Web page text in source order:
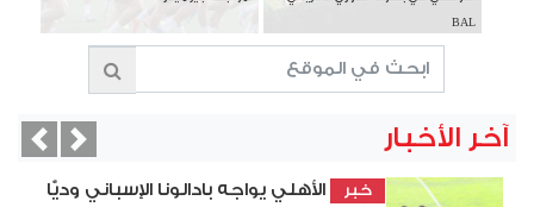
BAL
آخر الأخبار
خبر
الأهلي يواجه بادالونا الإسباني وديًّا
Next